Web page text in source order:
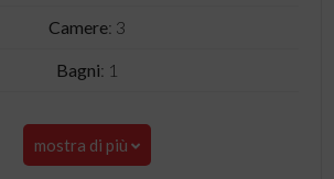
Camere: 3
Bagni: 1
mostra di più